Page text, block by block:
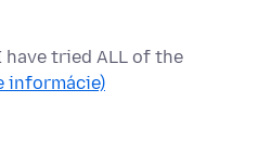
have tried ALL of the
informácie)